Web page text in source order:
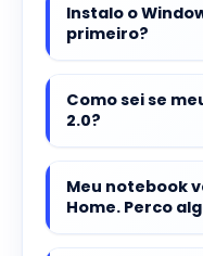
Instalo o
primeiro?
Como sei se
2.0?
Meu notebook
Home. Perco